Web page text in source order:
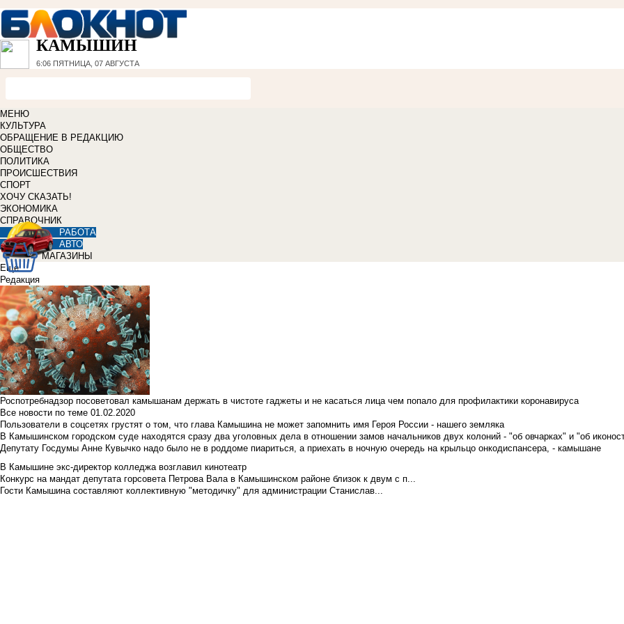
КАМЫШИН
6:06 ПЯТНИЦА, 07 АВГУСТА
МЕНЮ
КУЛЬТУРА
ОБРАЩЕНИЕ В РЕДАКЦИЮ
ОБЩЕСТВО
ПОЛИТИКА
ПРОИСШЕСТВИЯ
СПОРТ
ХОЧУ СКАЗАТЬ!
ЭКОНОМИКА
СПРАВОЧНИК
РАБОТА
АВТО
МАГАЗИНЫ
Еще
Редакция
Роспотребнадзор посоветовал камышанам держать в чистоте гаджеты и не касаться лица чем попало для профилактики коронавируса
Все новости по теме 01.02.2020
Пользователи в соцсетях грустят о том, что глава Камышина не может запомнить имя Героя России - нашего земляка
В Камышинском городском суде находятся сразу два уголовных дела в отношении замов начальников двух колоний - "об овчарках" и "об
Депутату Госдумы Анне Кувычко надо было не в роддоме пиариться, а приехать в ночную очередь на крыльцо онкодиспансера, - камышане
В Камышине экс-директор колледжа возглавил кинотеатр
Конкурс на мандат депутата горсовета Петрова Вала в Камышинском районе близок к двум с п...
Гости Камышина составляют коллективную "методичку" для администрации Станислав...